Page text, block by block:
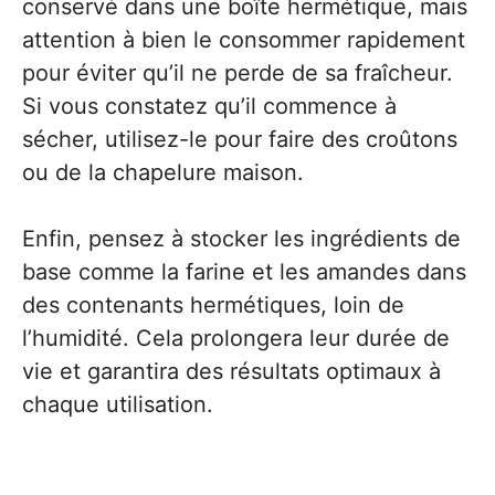
conservé dans une boîte hermétique, mais
attention à bien le consommer rapidement
pour éviter qu’il ne perde de sa fraîcheur.
Si vous constatez qu’il commence à
sécher, utilisez-le pour faire des croûtons
ou de la chapelure maison.
Enfin, pensez à stocker les ingrédients de
base comme la farine et les amandes dans
des contenants hermétiques, loin de
l’humidité. Cela prolongera leur durée de
vie et garantira des résultats optimaux à
chaque utilisation.